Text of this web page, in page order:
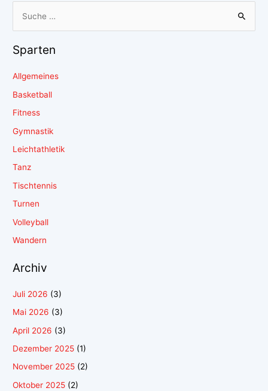
Sparten
Allgemeines
Basketball
Fitness
Gymnastik
Leichtathletik
Tanz
Tischtennis
Turnen
Volleyball
Wandern
Archiv
Juli 2026 (3)
Mai 2026 (3)
April 2026 (3)
Dezember 2025 (1)
November 2025 (2)
Oktober 2025 (2)